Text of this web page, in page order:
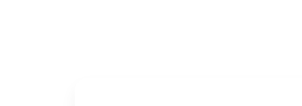
albums suivants, « Himalaya